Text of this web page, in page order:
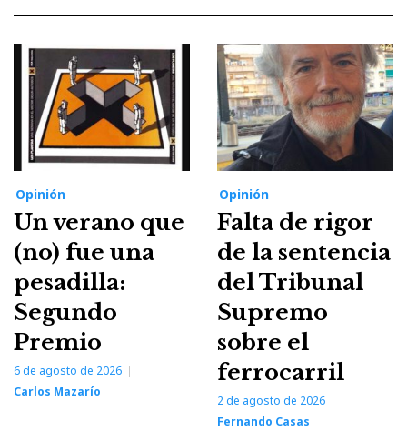
Opinión
Un verano que
(no) fue una
pesadilla:
Segundo
Premio
6 de agosto de 2026
Carlos Mazarío
Opinión
Falta de rigor
de la sentencia
del Tribunal
Supremo
sobre el
ferrocarril
2 de agosto de 2026
Fernando Casas